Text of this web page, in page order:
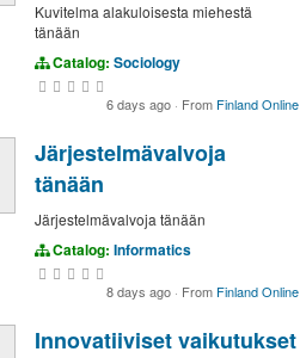
Kuvitelma alakuloisesta miehestä
tänään
Catalog: Sociology
6 days ago · From Finland Online
Järjestelmävalvoja
tänään
Järjestelmävalvoja tänään
Catalog: Informatics
8 days ago · From Finland Online
Innovatiiviset vaikutukset